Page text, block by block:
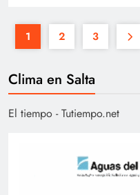
1 2 3
Clima en Salta
El tiempo - Tutiempo.net